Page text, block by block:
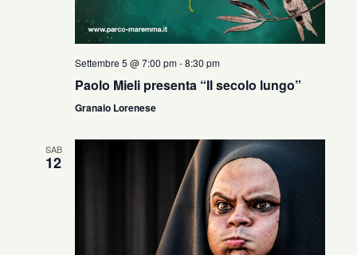
Settembre 5 @ 7:00 pm-8:30 pm
Paolo Mieli presenta “Il secolo lungo”
Granaio Lorenese
SAB
12